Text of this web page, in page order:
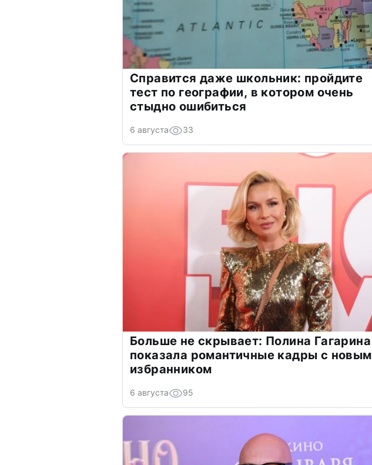
Справится даже школьник: пройдите
тест по географии, в котором очень
стыдно ошибиться
6 августа 33
Больше не скрывает: Полина Гагарина
показала романтичные кадры с новым
избранником
6 августа 95